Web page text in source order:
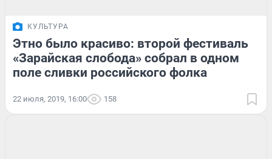
КУЛЬТУРА
Этно было красиво: второй фестиваль
«Зарайская слобода» собрал в одном
поле сливки российского фолка
22 июля, 2019, 16:00 158